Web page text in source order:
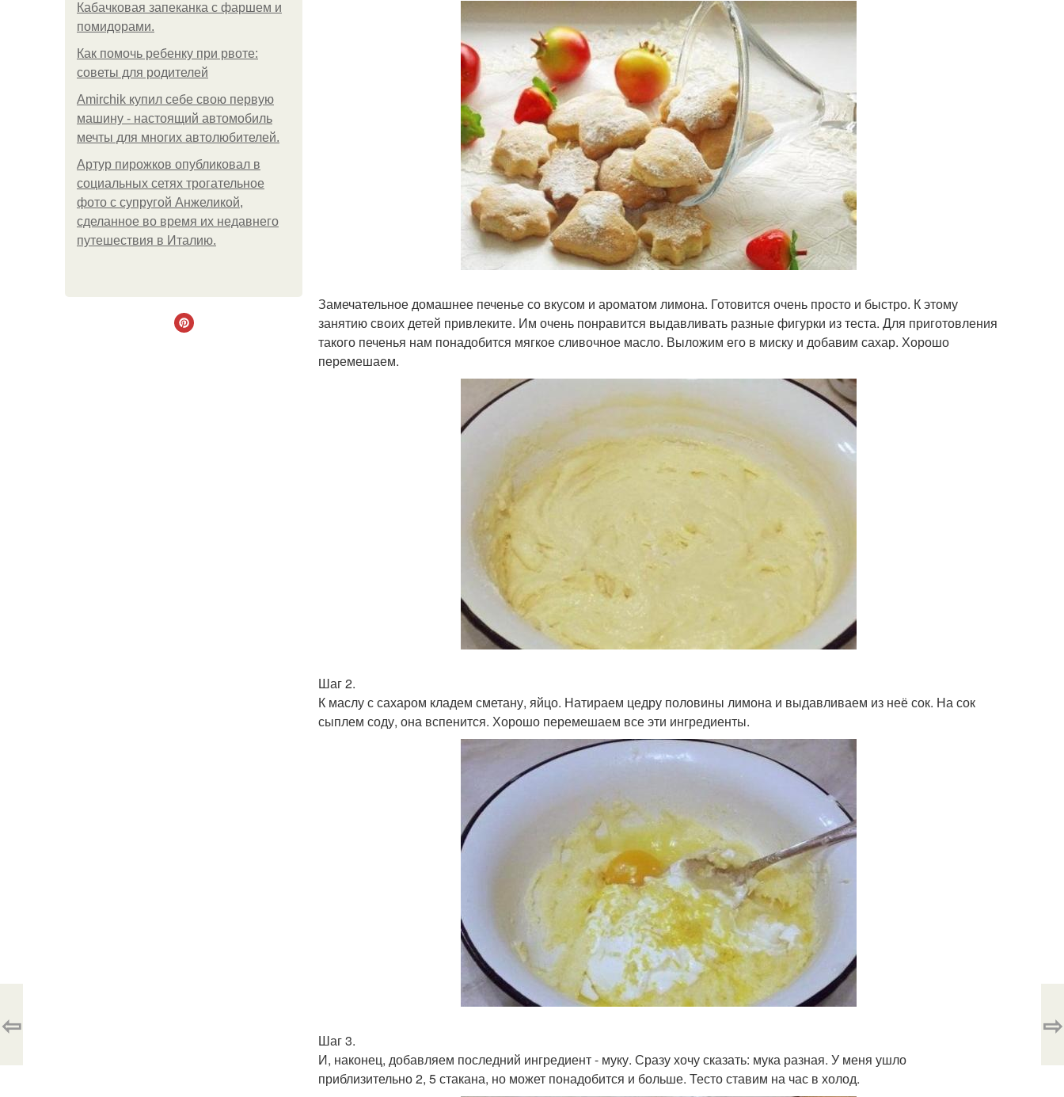
Кабачковая запеканка с фаршем и
помидорами.
Как помочь ребенку при рвоте:
советы для родителей
Amirchik купил себе свою первую
машину - настоящий автомобиль
мечты для многих автолюбителей.
Артур пирожков опубликовал в
социальных сетях трогательное
фото с супругой Анжеликой,
сделанное во время их недавнего
путешествия в Италию.
Замечательное домашнее печенье со вкусом и ароматом лимона. Готовится очень просто и быстро. К этому
занятию своих детей привлеките. Им очень понравится выдавливать разные фигурки из теста. Для приготовления
такого печенья нам понадобится мягкое сливочное масло. Выложим его в миску и добавим сахар. Хорошо
перемешаем.
Шаг 2.
К маслу с сахаром кладем сметану, яйцо. Натираем цедру половины лимона и выдавливаем из неё сок. На сок
сыплем соду, она вспенится. Хорошо перемешаем все эти ингредиенты.
Шаг 3.
И, наконец, добавляем последний ингредиент - муку. Сразу хочу сказать: мука разная. У меня ушло
приблизительно 2, 5 стакана, но может понадобится и больше. Тесто ставим на час в холод.
⇦ ⇨